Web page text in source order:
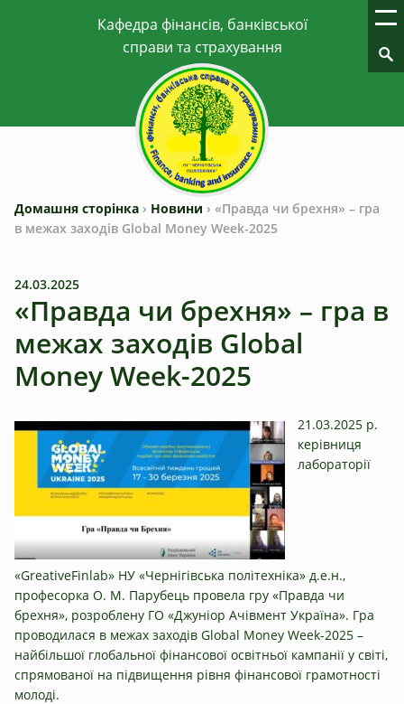
Домашня сторінка › Новини › «Правда чи брехня» – гра
в межах заходів Global Money Week-2025
24.03.2025
«Правда чи брехня» – гра в
межах заходів Global
Money Week-2025
21.03.2025 р.
керівниця
лабораторії
«GreativeFinlab» НУ «Чернігівська політехніка» д.е.н.,
професорка О. М. Парубець провела гру «Правда чи
брехня», розроблену ГО «Джуніор Ачівмент Україна». Гра
проводилася в межах заходів Global Money Week-2025 ­­–
найбільшої глобальної фінансової освітньої кампанії у світі,
спрямованої на підвищення рівня фінансової грамотності
молоді.